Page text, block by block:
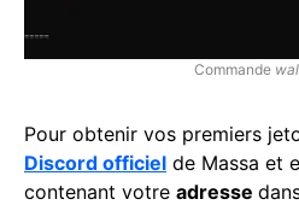
Commande
Pour obtenir vos premiers
Discord officiel de Massa et
contenant votre adresse